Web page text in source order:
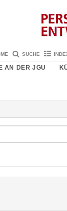
SUCHE
AN DER JGU